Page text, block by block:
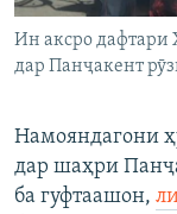
Ин аксро дафтари
дар Панҷакент
Намояндагони
дар шаҳри
ба гуфтаашон,